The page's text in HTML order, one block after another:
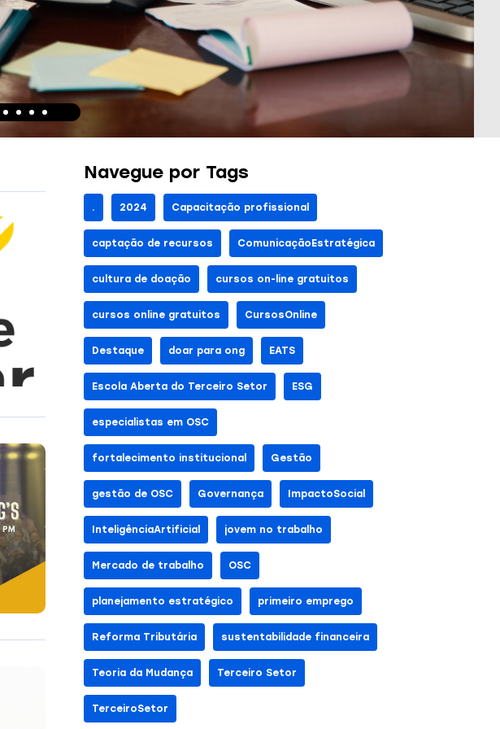
Navegue por Tags
. 2024 Capacitação profissional
captação de recursos ComunicaçãoEstratégica
cultura de doação cursos on-line gratuitos
cursos online gratuitos CursosOnline
Destaque doar para ong EATS
Escola Aberta do Terceiro Setor ESG
especialistas em OSC
fortalecimento institucional Gestão
gestão de OSC Governança ImpactoSocial
InteligênciaArtificial jovem no trabalho
Mercado de trabalho OSC
planejamento estratégico primeiro emprego
Reforma Tributária sustentabilidade financeira
Teoria da Mudança Terceiro Setor
TerceiroSetor